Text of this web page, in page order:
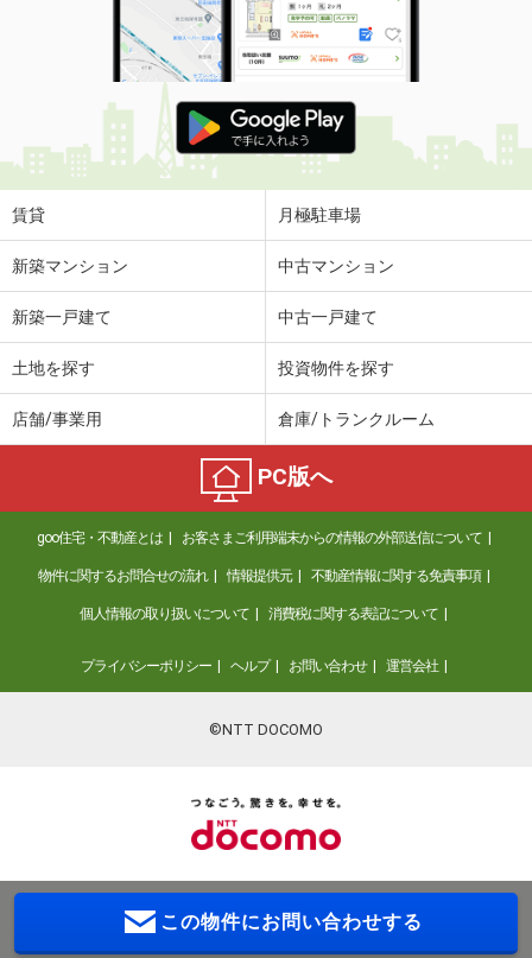
賃貸 月極駐車場
新築マンション 中古マンション
新築一戸建て 中古一戸建て
土地を探す 投資物件を探す
店舗/事業用 倉庫/トランクルーム
PC版へ
goo住宅・不動産とは お客さまご利用端末からの情報の外部送信について
物件に関するお問合せの流れ 情報提供元 不動産情報に関する免責事項
個人情報の取り扱いについて 消費税に関する表記について
プライバシーポリシー ヘルプ お問い合わせ 運営会社
©NTT DOCOMO
この物件にお問い合わせする